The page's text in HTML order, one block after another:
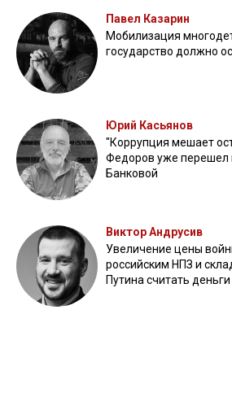
Павел Казарин
Мобилизация
государство должно
Юрий Касьянов
"Коррупция мешает
Федоров уже перешел
Банковой
Виктор Андрусив
Увеличение цены
российским НПЗ и
Путина считать деньги